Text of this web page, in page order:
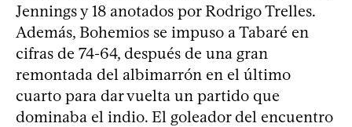
Jennings y 18 anotados por Rodrigo Trelles.
Además, Bohemios se impuso a Tabaré en
cifras de 74-64, después de una gran
remontada del albimarrón en el último
cuarto para dar vuelta un partido que
dominaba el indio. El goleador del encuentro